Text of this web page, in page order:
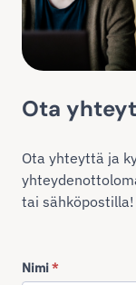
Ota
Ota yhteyttä ja
tai
Nimi*